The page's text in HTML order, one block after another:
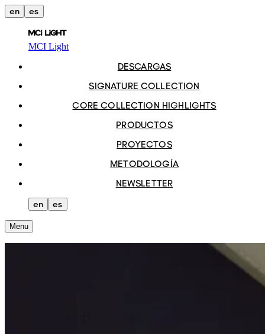
en es
MCI Light
DESCARGAS
SIGNATURE COLLECTION
CORE COLLECTION HIGHLIGHTS
PRODUCTOS
PROYECTOS
METODOLOGÍA
NEWSLETTER
en
es
Menu